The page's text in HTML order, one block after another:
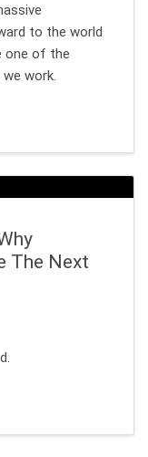
to the world
one of the
work.
Era Of Work:
The Next
Revolution: